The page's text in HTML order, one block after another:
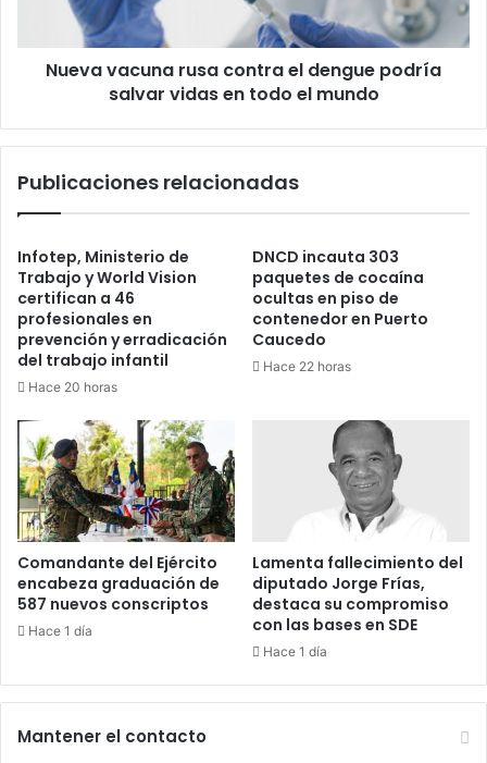
vidas
Nueva vacuna rusa contra el dengue podría
salvar vidas en todo el mundo
Publicaciones relacionadas
Infotep, Ministerio de
Trabajo y World Vision
certifican a 46
profesionales en
prevención y erradicación
del trabajo infantil
Hace 20 horas
DNCD incauta 303
paquetes de cocaína
ocultas en piso de
contenedor en Puerto
Caucedo
Hace 22 horas
Comandante del Ejército
encabeza graduación de
587 nuevos conscriptos
Hace 1 día
Lamenta fallecimiento del
diputado Jorge Frías,
destaca su compromiso
con las bases en SDE
Hace 1 día
Mantener el contacto